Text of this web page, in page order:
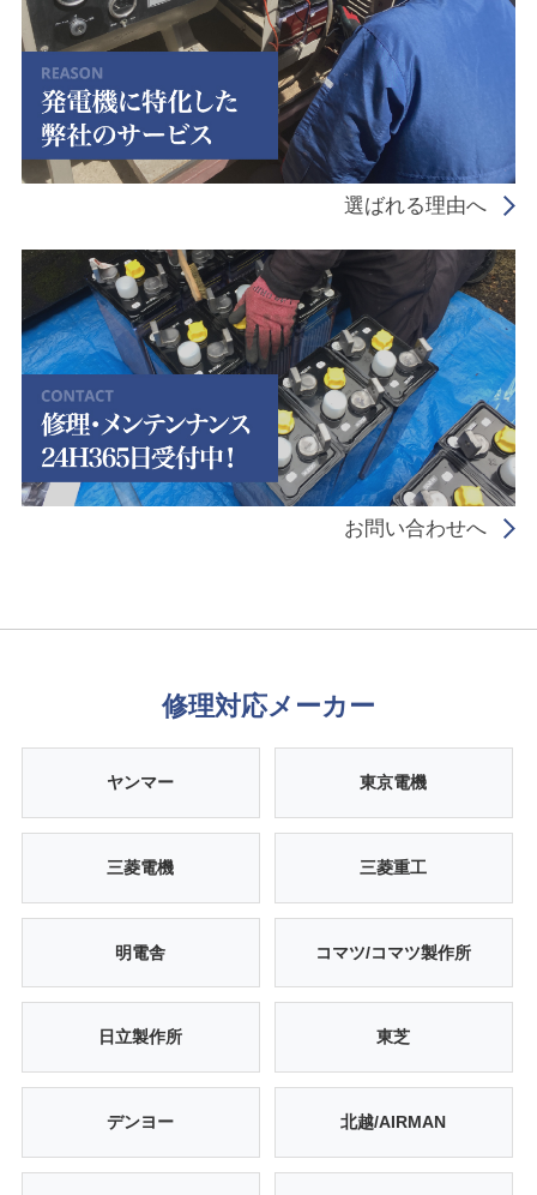
選ばれる理由へ
お問い合わせへ
修理対応メーカー
ヤンマー 東京電機
三菱電機 三菱重工
明電舎 コマツ/コマツ製作所
日立製作所 東芝
デンヨー 北越/AIRMAN